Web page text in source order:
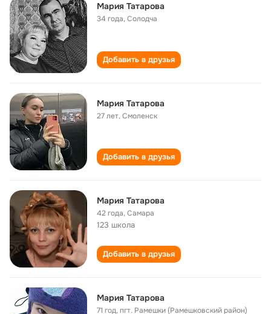
Мария Татарова
34 года,Солодча
Добавить в друзья
Мария Татарова
27 лет,Смоленск
Добавить в друзья
Мария Татарова
42 года,Самара
123 школа
Добавить в друзья
Мария Татарова
71 год,пгт. Рамешки (Рамешковский район)